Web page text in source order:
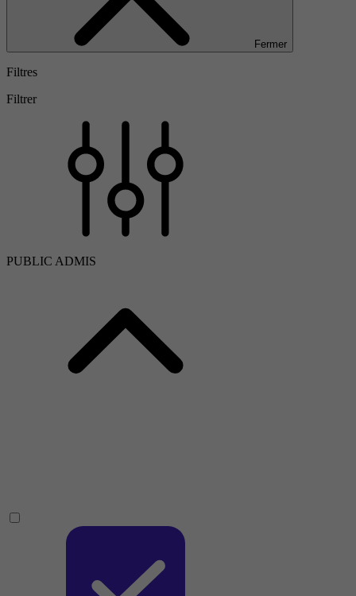
Fermer
Filtres
Filtrer
PUBLIC ADMIS